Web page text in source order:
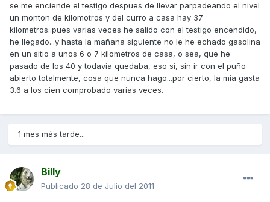
se me enciende el testigo despues de llevar parpadeando el nivel
un monton de kilomotros y del curro a casa hay 37
kilometros..pues varias veces he salido con el testigo encendido,
he llegado...y hasta la mañana siguiente no le he echado gasolina
en un sitio a unos 6 o 7 kilometros de casa, o sea, que he
pasado de los 40 y todavia quedaba, eso si, sin ir con el puño
abierto totalmente, cosa que nunca hago...por cierto, la mia gasta
3.6 a los cien comprobado varias veces.
1 mes más tarde...
Billy
Publicado 28 de Julio del 2011